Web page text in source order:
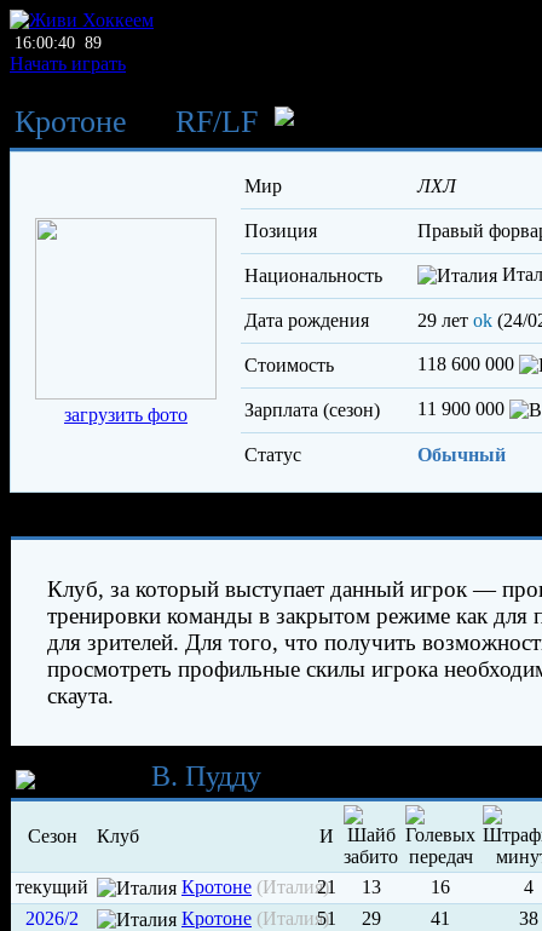
16:00:40 89
Начать играть
Кротоне RF/LF
загрузить фото
Мир ЛХЛ
Позиция правый
Национальность
Дата рождения 29 лет ok (24/
Стоимость 118 600 000
Зарплата (сезон) 11 900 000
Статус Обычный
Клуб, за который выступает данный игрок —
тренировки команды в закрытом режиме как для
для зрителей. Для того, что получить
просмотреть профильные скилы игрока
скаута.
В. Пудду
Сезон Клуб И
текущий Кротоне (Италия)
21 13 16
4
2026/2
Кротоне (Италия)
51 29 41
38